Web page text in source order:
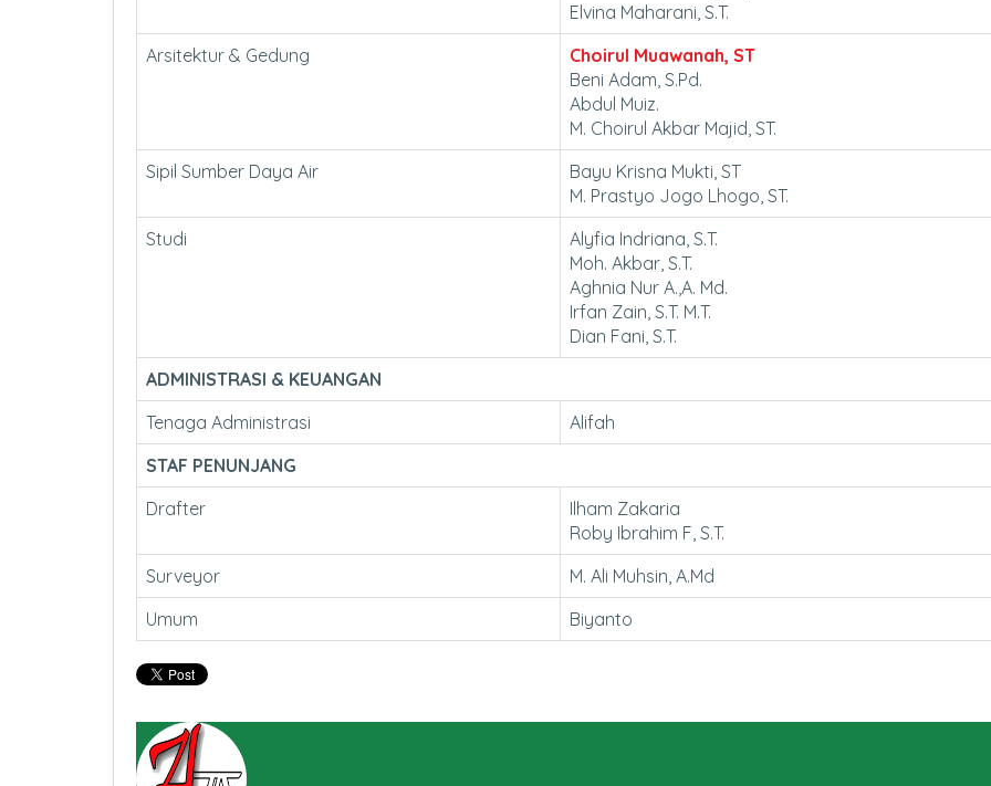
Elvina Maharani, S.T.
Arsitektur & Gedung
Choirul Muawanah, ST
Beni Adam, S.Pd.
Abdul Muiz.
M. Choirul Akbar Majid, ST.
Sipil Sumber Daya Air
Bayu Krisna Mukti, ST
M. Prastyo Jogo Lhogo, ST.
Studi
Alyfia Indriana, S.T.
Moh. Akbar, S.T.
Aghnia Nur A.,A. Md.
Irfan Zain, S.T. M.T.
Dian Fani, S.T.
ADMINISTRASI & KEUANGAN
Tenaga Administrasi
Alifah
STAF PENUNJANG
Drafter
Ilham Zakaria
Roby Ibrahim F, S.T.
Surveyor
M. Ali Muhsin, A.Md
Umum
Biyanto